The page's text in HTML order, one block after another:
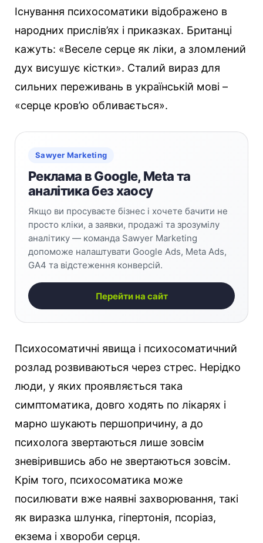
Існування психосоматики відображено в
народних прислів’ях і приказках. Британці
кажуть: «Веселе серце як ліки, а зломлений
дух висушує кістки». Сталий вираз для
сильних переживань в українській мові –
«серце кров’ю обливається».
Sawyer Marketing
Реклама в Google, Meta та
аналітика без хаосу
Якщо ви просуваєте бізнес і хочете бачити не
просто кліки, а заявки, продажі та зрозумілу
аналітику — команда Sawyer Marketing
допоможе налаштувати Google Ads, Meta Ads,
GA4 та відстеження конверсій.
Перейти на сайт
Психосоматичні явища і психосоматичний
розлад розвиваються через стрес. Нерідко
люди, у яких проявляється така
симптоматика, довго ходять по лікарях і
марно шукають першопричину, а до
психолога звертаються лише зовсім
зневірившись або не звертаються зовсім.
Крім того, психосоматика може
посилювати вже наявні захворювання, такі
як виразка шлунка, гіпертонія, псоріаз,
екзема і хвороби серця.